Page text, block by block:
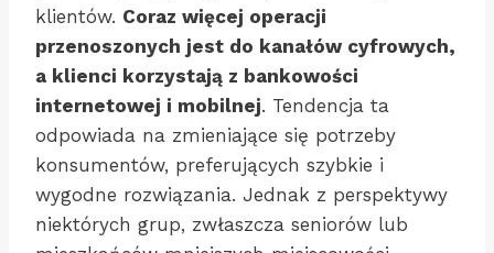
klientów. Coraz więcej operacji
przenoszonych jest do kanałów cyfrowych,
a klienci korzystają z bankowości
internetowej i mobilnej. Tendencja ta
odpowiada na zmieniające się potrzeby
konsumentów, preferujących szybkie i
wygodne rozwiązania. Jednak z perspektywy
niektórych grup, zwłaszcza seniorów lub